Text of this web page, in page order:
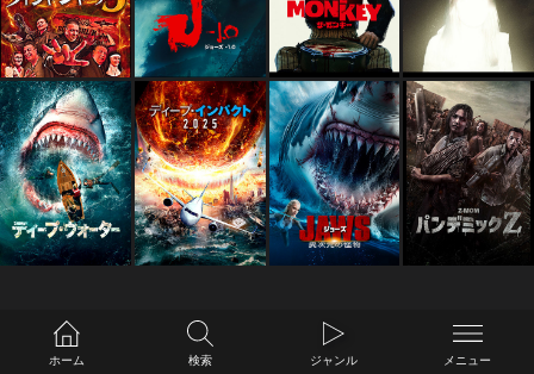
ホーム 検索 ジャンル メニュー